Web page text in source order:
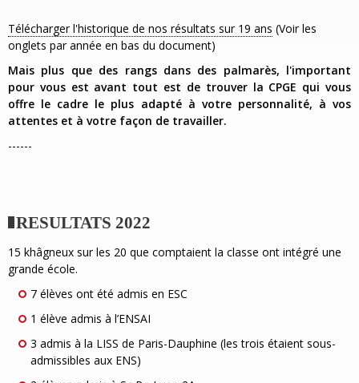
Télécharger l'historique de nos résultats sur 19 ans (Voir les
onglets par année en bas du document)
Mais plus que des rangs dans des palmarès, l'important
pour vous est avant tout est de trouver la CPGE qui vous
offre le cadre le plus adapté à votre personnalité, à vos
attentes et à votre façon de travailler.
------
RESULTATS 2022
15 khâgneux sur les 20 que comptaient la classe ont intégré une
grande école.
7 élèves ont été admis en ESC
1 élève admis à l’ENSAI
3 admis à la LISS de Paris-Dauphine (les trois étaient sous-
admissibles aux ENS)